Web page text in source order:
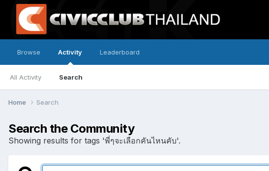
Browse Activity
All Activity Search
Leaderboard
Home Search
Search the Community
Showing results for tags 'พี่ๆจะเลือกคันไหนคับ'.